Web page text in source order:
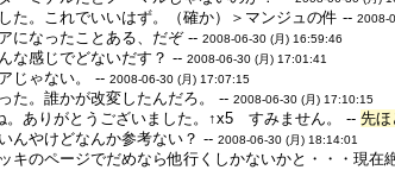
た。これでいいはず。（確か）＞マンジュの件 --2008-
になったことある、だぞ --2008-06-30 (月) 16:59:46
な感じでどないだす？ --2008-06-30 (月) 17:01:41
じゃない。 --2008-06-30 (月) 17:07:15
た。誰かが改変したんだろ。 --2008-06-30 (月) 17:10:15
ありがとうございました。↑x5 すみません。 --先ほ
んやけどなんか参考ない？ --2008-06-30 (月) 18:14:01
キのページでだめなら他行くしかないかと・・・現